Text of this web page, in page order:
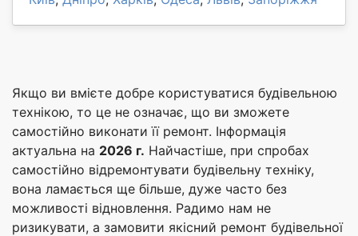
Якщо ви вмієте добре користуватися будівельною
технікою, то це не означає, що ви зможете
самостійно виконати її ремонт. Інформація
актуальна на 2026 г. Найчастіше, при спробах
самостійно відремонтувати будівельну техніку,
вона ламається ще більше, дуже часто без
можливості відновлення. Радимо нам не
ризикувати, а замовити якісний ремонт будівельної